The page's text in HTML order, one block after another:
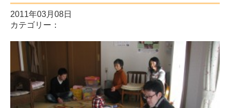
2011年03月08日
カテゴリー：